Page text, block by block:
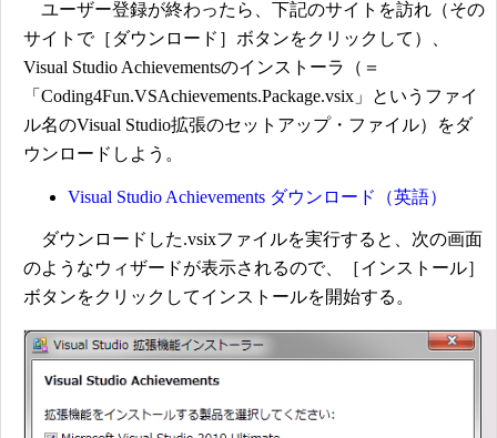
ユーザー登録が終わったら、下記のサイトを訪れ（その
サイトで［ダウンロード］ボタンをクリックして）、
Visual Studio Achievementsのインストーラ（＝
「Coding4Fun.VSAchievements.Package.vsix」というファイ
ル名のVisual Studio拡張のセットアップ・ファイル）をダ
ウンロードしよう。
Visual Studio Achievements ダウンロード（英語）
ダウンロードした.vsixファイルを実行すると、次の画面
のようなウィザードが表示されるので、［インストール］
ボタンをクリックしてインストールを開始する。